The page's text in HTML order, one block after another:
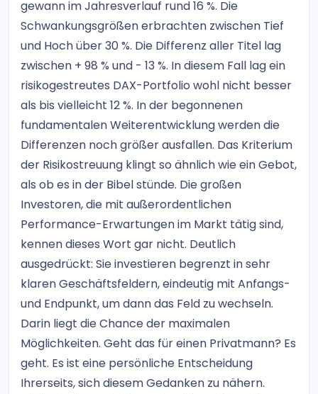
gewann im Jahresverlauf rund 16 %. Die
Schwankungsgrößen erbrachten zwischen Tief
und Hoch über 30 %. Die Differenz aller Titel lag
zwischen + 98 % und - 13 %. In diesem Fall lag ein
risikogestreutes DAX-Portfolio wohl nicht besser
als bis vielleicht 12 %. In der begonnenen
fundamentalen Weiterentwicklung werden die
Differenzen noch größer ausfallen. Das Kriterium
der Risikostreuung klingt so ähnlich wie ein Gebot,
als ob es in der Bibel stünde. Die großen
Investoren, die mit außerordentlichen
Performance-Erwartungen im Markt tätig sind,
kennen dieses Wort gar nicht. Deutlich
ausgedrückt: Sie investieren begrenzt in sehr
klaren Geschäftsfeldern, eindeutig mit Anfangs-
und Endpunkt, um dann das Feld zu wechseln.
Darin liegt die Chance der maximalen
Möglichkeiten. Geht das für einen Privatmann? Es
geht. Es ist eine persönliche Entscheidung
Ihrerseits, sich diesem Gedanken zu nähern.